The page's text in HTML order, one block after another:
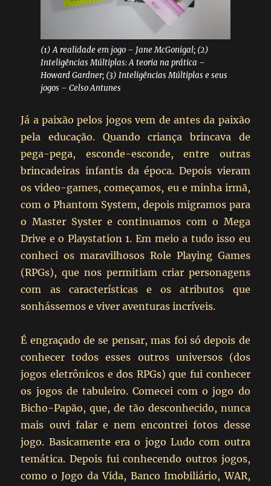
(1) A realidade em jogo – Jane McGonigal; (2)
Inteligências Múltiplas: A teoria na prática –
Howard Gardner; (3) Inteligências Múltiplas e seus
jogos – Celso Antunes
Já a paixão pelos jogos vem de antes da paixão
pela educação. Quando criança brincava de
pega-pega, esconde-esconde, entre outras
brincadeiras infantis da época. Depois vieram
os video-games, começamos, eu e minha irmã,
com o Phantom System, depois migramos para
o Master Syster e continuamos com o Mega
Drive e o Playstation 1. Em meio a tudo isso eu
conheci os maravilhosos Role Playing Games
(RPGs), que nos permitiam criar personagens
com as características e os atributos que
sonhássemos e viver aventuras incríveis.
É engraçado de se pensar, mas foi só depois de
conhecer todos esses outros universos (dos
jogos eletrônicos e dos RPGs) que fui conhecer
os jogos de tabuleiro. Comecei com o jogo do
Bicho-Papão, que, de tão desconhecido, nunca
mais ouvi falar e nem encontrei fotos desse
jogo. Basicamente era o jogo Ludo com outra
temática. Depois fui conhecendo outros jogos,
como o Jogo da Vida, Banco Imobiliário, WAR,